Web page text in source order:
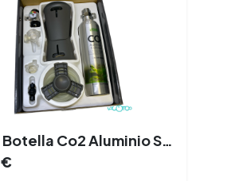
OISTA Botella Co2 Aluminio Set Cilindros 0,5L
€